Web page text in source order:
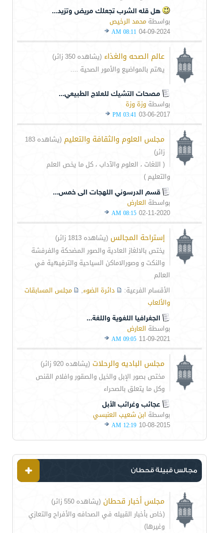
هل قله الشرب تجعلك مريض وتزيد...
بواسطة محمد الرخيص
04-09-2024
08:11 AM
عالم الصحه والغذاء (يشاهده 350 زائر)
يهتم بالمواضيع والأمور الصحية ....
مصحات التشيك للعلاج الطبيعي...
بواسطة وزة وزة
03-06-2017
03:41 PM
مجلس العلوم والثقافة والتعليم
(يشاهده 183
زائر)
( اللغات ، العلوم والآداب ، كل ما يخص العلم
والتعليم )
قسم الدرسوني اللهجات الى خمس...
بواسطة العارض
02-11-2020
08:15 AM
إستراحة المجالس (يشاهده 1813 زائر)
يختص بالالغاز العادية والصور المضحكة والفرفشة
والنكت و وصورالاماكن السياحية والترفيهية في
العالم
الأقسام الفرعية:
دائرة الضوء,
مجلس المسابقات
والألعاب
الجغرافيا اللغوية واللغة...
بواسطة العارض
11-09-2021
09:05 AM
مجلس الباديه والرحلات (يشاهده 920 زائر)
مختص بصور الإبل والخيل والصقور وافلام القنص
وكل ما يتعلق بالصحراء
عجائب وغرائب الأبل
بواسطة ابن شعيب العنبسي
10-08-2015
12:19 AM
مجالس قبيلة قحطان
مجلس أخبار قحطان (يشاهده 550 زائر)
(خاص بأخبار القبيله في الصحافه والأفراح والتعازي
وغيرها)